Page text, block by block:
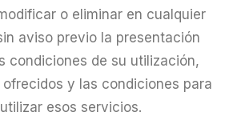
o eliminar en cualquier
aviso previo la presentación
condiciones de su utilización,
ofrecidos y las condiciones para
esos servicios.